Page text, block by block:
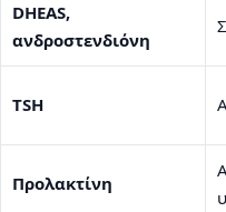
DHEAS,
ανδροστενδιόνη
TSH
Προλακτίνη